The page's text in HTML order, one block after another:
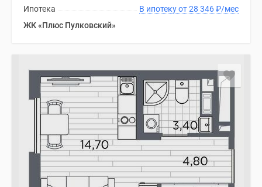
В ипотеку от 28 346₽/мес
Ипотека
ЖК «Плюс Пулковский»